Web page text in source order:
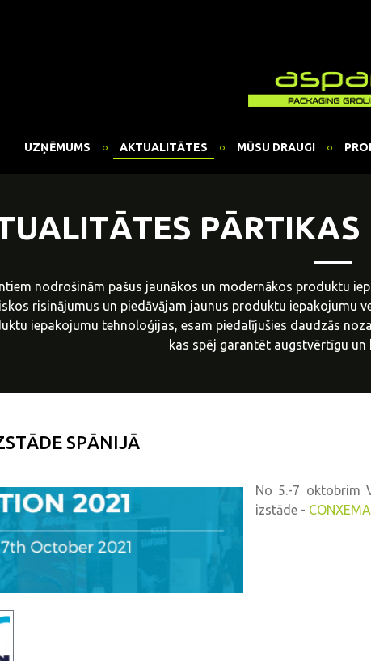
UZŅĒMUMS AKTUALITĀTES MŪSU DRAUGI
nodrošinām pašus jaunākos un modernākos produktu
risinājumus un piedāvājam jaunus produktu iepakojumu
iepakojumu tehnoloģijas, esam piedalījušies daudzās
kas spēj garantēt augstvērtīgu
SPĀNIJĀ
No 5.-7 oktobrim
izstāde -